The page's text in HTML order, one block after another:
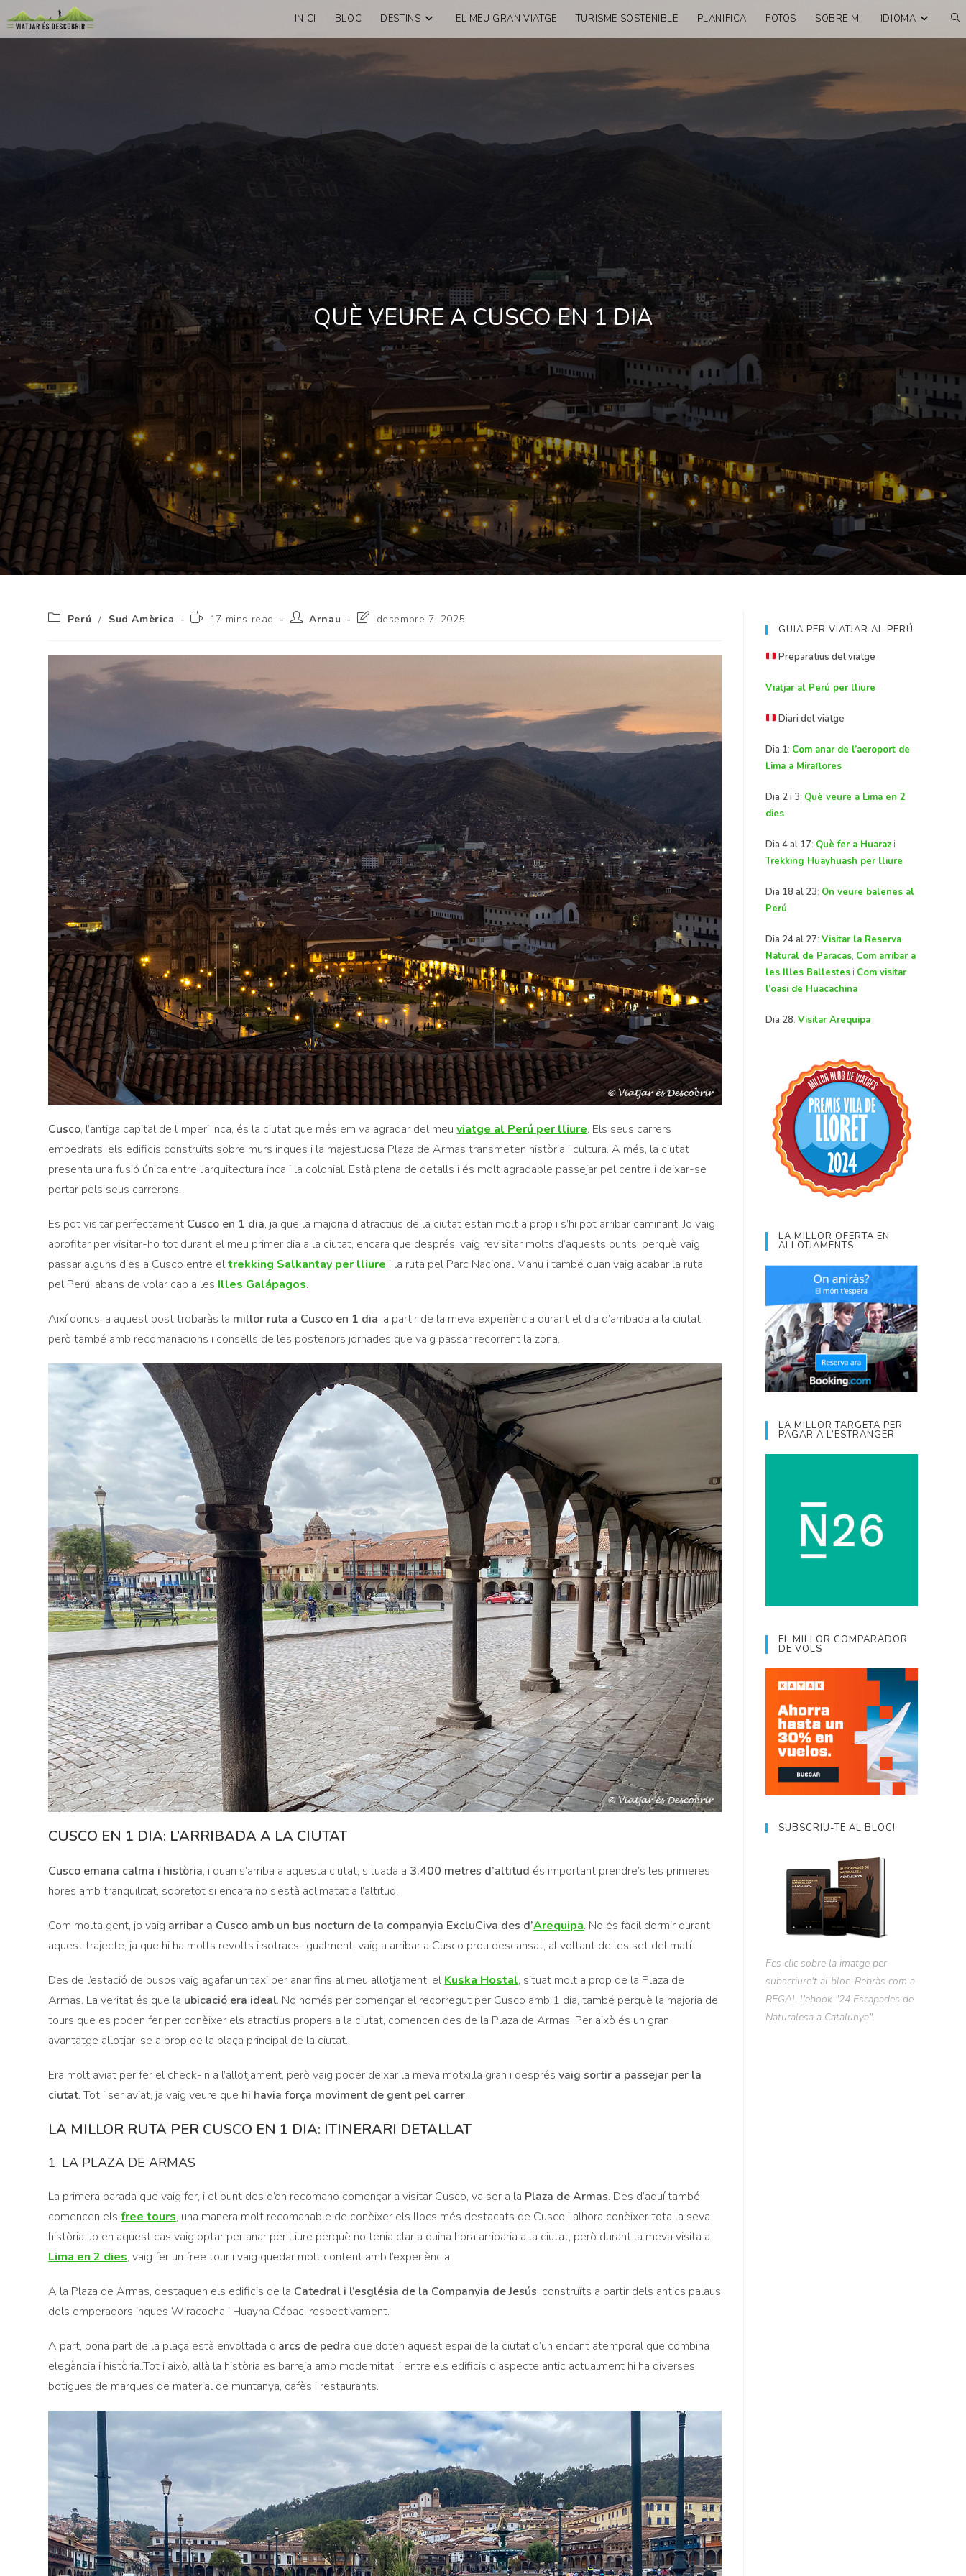
INICI BLOC DESTINS EL MEU GRAN VIATGE TURISME SOSTENIBLE PLANIFICA FOTOS SOBRE MI IDIOMA
QUÈ VEURE A CUSCO EN 1 DIA
Perú / Sud Amèrica 17 mins read Arnau desembre 7, 2025
Cusco, l’antiga capital de l’Imperi Inca, és la ciutat que més em va agradar del meuviatge al Perú per lliure. Els seus carrers
empedrats, els edificis construïts sobre murs inques i la majestuosa Plaza de Armas transmeten història i cultura. A més, la ciutat
presenta una fusió única entre l’arquitectura inca i la colonial. Està plena de detalls i és molt agradable passejar pel centre i deixar-se
portar pels seus carrerons.
Es pot visitar perfectament Cusco en 1 dia, ja que la majoria d’atractius de la ciutat estan molt a prop i s’hi pot arribar caminant. Jo vaig
aprofitar per visitar-ho tot durant el meu primer dia a la ciutat, encara que després, vaig revisitar molts d’aquests punts, perquè vaig
passar alguns dies a Cusco entre eltrekking Salkantay per lliure i la ruta pel Parc Nacional Manu i també quan vaig acabar la ruta
pel Perú, abans de volar cap a les Illes Galápagos.
Així doncs, a aquest post trobaràs la millor ruta a Cusco en 1 dia, a partir de la meva experiència durant el dia d’arribada a la ciutat,
però també amb recomanacions i consells de les posteriors jornades que vaig passar recorrent la zona.
CUSCO EN 1 DIA: L’ARRIBADA A LA CIUTAT
Cusco emana calma i història, i quan s’arriba a aquesta ciutat, situada a 3.400 metres d’altitud és important prendre’s les primeres
hores amb tranquilitat, sobretot si encara no s’està aclimatat a l’altitud.
Com molta gent, jo vaig arribar a Cusco amb un bus nocturn de la companyia ExcluCiva des d’Arequipa. No és fàcil dormir durant
aquest trajecte, ja que hi ha molts revolts i sotracs. Igualment, vaig a arribar a Cusco prou descansat, al voltant de les set del matí.
Des de l’estació de busos vaig agafar un taxi per anar fins al meu allotjament, el Kuska Hostal, situat molt a prop de la Plaza de
Armas. La veritat és que la ubicació era ideal. No només per començar el recorregut per Cusco amb 1 dia, també perquè la majoria de
tours que es poden fer per conèixer els atractius propers a la ciutat, comencen des de la Plaza de Armas. Per això és un gran
avantatge allotjar-se a prop de la plaça principal de la ciutat.
Era molt aviat per fer el check-in a l’allotjament, però vaig poder deixar la meva motxilla gran i desprésvaig sortir a passejar per la
ciutat. Tot i ser aviat, ja vaig veure que hi havia força moviment de gent pel carrer.
LA MILLOR RUTA PER CUSCO EN 1 DIA: ITINERARI DETALLAT
1. LA PLAZA DE ARMAS
La primera parada que vaig fer, i el punt des d’on recomano començar a visitar Cusco, va ser a la Plaza de Armas. Des d’aquí també
comencen elsfree tours, una manera molt recomanable de conèixer els llocs més destacats de Cusco i alhora conèixer tota la seva
història. Jo en aquest cas vaig optar per anar per lliure perquè no tenia clar a quina hora arribaria a la ciutat, però durant la meva visita a
Lima en 2 dies, vaig fer un free tour i vaig quedar molt content amb l’experiència.
A la Plaza de Armas, destaquen els edificis de la Catedral i l’església de la Companyia de Jesús, construïts a partir dels antics palaus
dels emperadors inques Wiracocha i Huayna Cápac, respectivament.
A part, bona part de la plaça està envoltada d’arcs de pedra que doten aquest espai de la ciutat d’un encant atemporal que combina
elegància i història..Tot i això, allà la història es barreja amb modernitat, i entre els edificis d’aspecte antic actualment hi ha diverses
botigues de marques de material de muntanya, cafès i restaurants.
GUIA PER VIATJAR AL PERÚ
Preparatius del viatge
Viatjar al Perú per lliure
Diari del viatge
Dia 1: Com anar de l’aeroport de
Lima a Miraflores
Dia 2 i 3: Què veure a Lima en 2
dies
Dia 4 al 17: Què fer a Huarazi
Trekking Huayhuash per lliure
Dia 18 al 23: On veure balenes al
Perú
Dia 24 al 27: Visitar la Reserva
Natural de Paracas, Com arribar a
les Illes Ballestesi Com visitar
l’oasi de Huacachina
Dia 28: Visitar Arequipa
LA MILLOR OFERTA EN
ALLOTJAMENTS
LA MILLOR TARGETA PER
PAGAR A L’ESTRANGER
EL MILLOR COMPARADOR
DE VOLS
SUBSCRIU-TE AL BLOC!
Fes clic sobre la imatge per
subscriure't al bloc. Rebràs com a
REGAL l'ebook "24 Escapades de
Naturalesa a Catalunya".